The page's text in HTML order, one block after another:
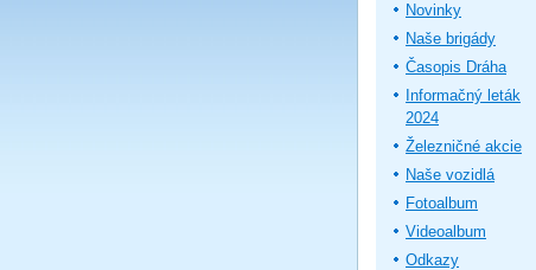
Novinky
Naše brigády
Časopis Dráha
Informačný leták
2024
Železničné akcie
Naše vozidlá
Fotoalbum
Videoalbum
Odkazy